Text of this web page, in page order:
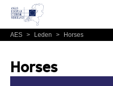
AES > Leden > Horses
Horses